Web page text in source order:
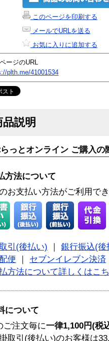
このページを印刷する
メールでURLを送る
お気に入りに追加する
ージのURL
plth.me/41001534
品説明
っとオンライン ご購入の
方法について
お支払い方法がご利用で
引(後払い)
銀行振込(後
便
セブンイレブン決済
方法について詳しくはこ
について
ご注文毎に一律1,100円(税
取引(後払い)のお客様は